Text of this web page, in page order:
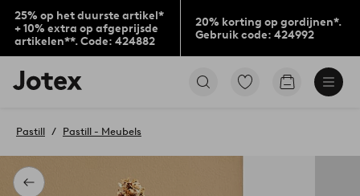
25% op het duurste artikel*
+ 10% extra op afgeprijsde
artikelen**. Code: 424882
20% korting op gordijnen*.
Gebruik code: 424992
Jotex
logo
to
home
page
Ga
Go
Terug
Pastill Pastill - Meubels